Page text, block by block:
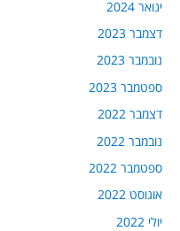
ינואר 2024
דצמבר 2023
נובמבר 2023
ספטמבר 2023
דצמבר 2022
נובמבר 2022
ספטמבר 2022
אוגוסט 2022
יולי 2022